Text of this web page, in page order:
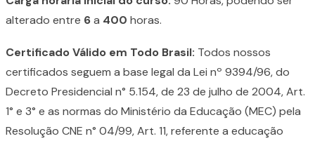
alterado entre 6a 400 horas.
Certificado Válido em Todo Brasil: Todos nossos
certificados seguem a base legal da Lei nº 9394/96, do
Decreto Presidencial n° 5.154, de 23 de julho de 2004, Art.
1° e 3° e as normas do Ministério da Educação (MEC) pela
Resolução CNE n° 04/99, Art. 11, referente a educação